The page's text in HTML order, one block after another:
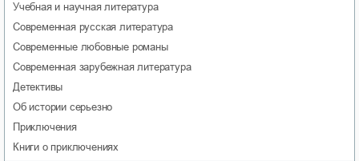
учебная и научная литература
современная русская литература
современные любовные романы
современная зарубежная литература
детективы
об истории серьезно
приключения
книги о приключениях